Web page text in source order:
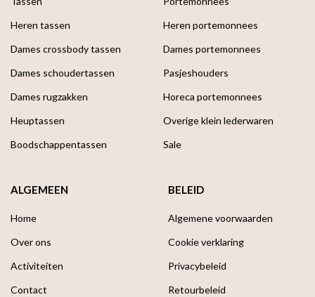
ALGEMEEN
Home
Over ons
Activiteiten
Contact
Heren tassen
Dames crossbody tassen
Dames schoudertassen
Dames rugzakken
Heuptassen
Boodschappen­tassen
Heren portemonnees
Dames portemonnees
Pasjeshouders
Horeca portemonnees
Overige klein lederwaren
Sale
BELEID
Algemene voorwaarden
Cookie verklaring
Privacybeleid
Retourbeleid